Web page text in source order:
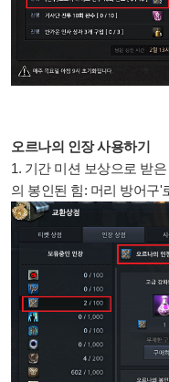
오르나의 인장 사용하기
1. 기간 미션 보상으로 받
의 봉인된 힘: 머리 방어구'